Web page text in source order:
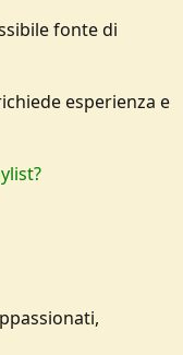
fonte di
esperienza e